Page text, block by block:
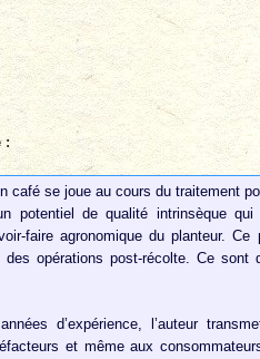
:
café se joue au cours du traitement
potentiel de qualité intrinsèque
faire agronomique du planteur.
des opérations post-récolte. Ce
d’expérience, l’auteur
et même aux